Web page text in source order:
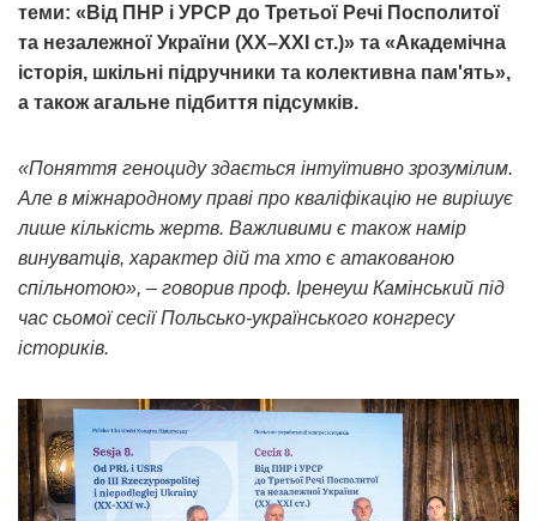
теми: «Від ПНР і УРСР до Третьої Речі Посполитої
та незалежної України (ХХ–ХХІ ст.)» та «Академічна
історія, шкільні підручники та колективна пам'ять»,
а також агальне підбиття підсумків.
«Поняття геноциду здається інтуїтивно зрозумілим.
Але в міжнародному праві про кваліфікацію не вирішує
лише кількість жертв. Важливими є також намір
винуватців, характер дій та хто є атакованою
спільнотою», – говорив проф. Іренеуш Камінський під
час сьомої сесії Польсько-українського конгресу
істориків.